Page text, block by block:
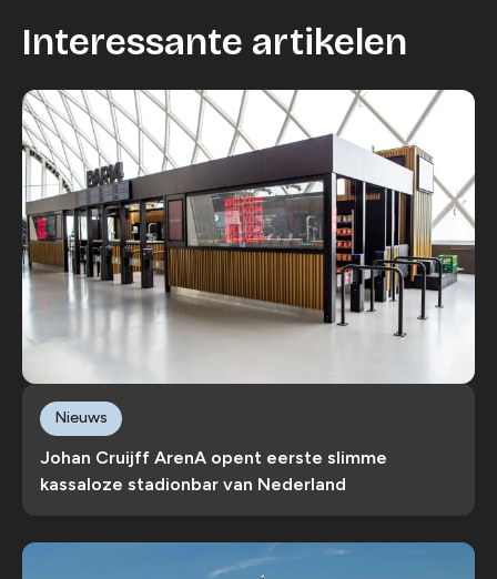
Interessante artikelen
Johan Cruijff ArenA opent eerste slimme
kassaloze stadionbar van Nederland
Nieuws